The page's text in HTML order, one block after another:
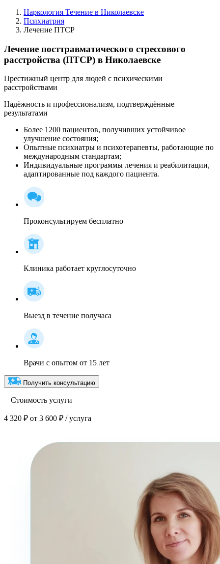
Наркология Течение в Николаевске
Психиатрия
Лечение ПТСР
Лечение посттравматического стрессового
расстройства (ПТСР) в Николаевске
Престижный центр для людей с психическими
расстройствами
Надёжность и профессионализм, подтверждённые
результатами
Более 1200 пациентов, получивших устойчивое
улучшение состояния;
Опытные психиатры и психотерапевты, работающие по
международным стандартам;
Индивидуальные программы лечения и реабилитации,
адаптированные под каждого пациента.
Проконсультируем бесплатно
Клиника работает круглосуточно
Выезд в течение получаса
Врачи с опытом от 15 лет
Получить консультацию
Стоимость услуги
4 320 ₽ от 3 600 ₽ / услуга